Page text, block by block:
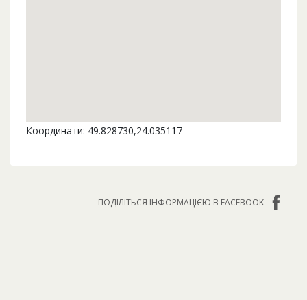
Координати: 49.828730,24.035117
ПОДІЛІТЬСЯ ІНФОРМАЦІЄЮ В FACEBOOK